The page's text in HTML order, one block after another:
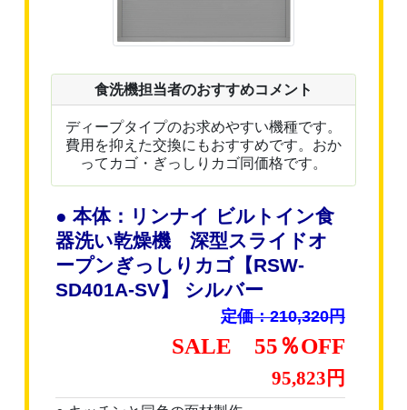
食洗機担当者のおすすめコメント
ディープタイプのお求めやすい機種です。
費用を抑えた交換にもおすすめです。おか
ってカゴ・ぎっしりカゴ同価格です。
● 本体：リンナイ ビルトイン食
器洗い乾燥機 深型スライドオ
ープンぎっしりカゴ【RSW-
SD401A-SV】 シルバー
定価：210,320円
SALE 55％OFF
95,823円